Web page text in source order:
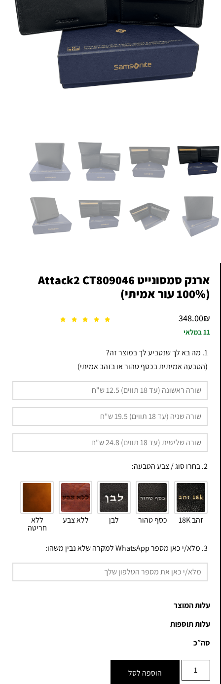
ארנק סמסונייט Attack2 CT809046
(100% עור אמיתי)
348.00₪
11 במלאי
1. מה בא לך שנטביע לך במוצר זה?
(הטבעה אמיתית בכסף טהור או בזהב אמיתי)
2. בחרו סוג / צבע הטבעה:
זהב 18K כסף טהור לבן ללא צבע ללא
חריטה
3. מלא/י כאן מספר WhatsApp למקרה שלא נבין משהו:
עלות המוצר
עלות תוספות
סה״כ
הוספה לסל